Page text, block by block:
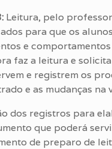
Leitura, pelo
para que os
e
faz a leitura e
e registrem os
e as mudanças na
dos registros para
que poderá
de preparo de